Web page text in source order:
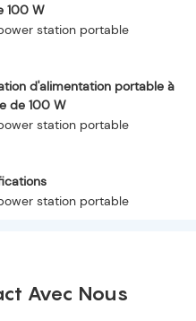
100 W
d'alimentation portable à
de 100 W
Avec Nous